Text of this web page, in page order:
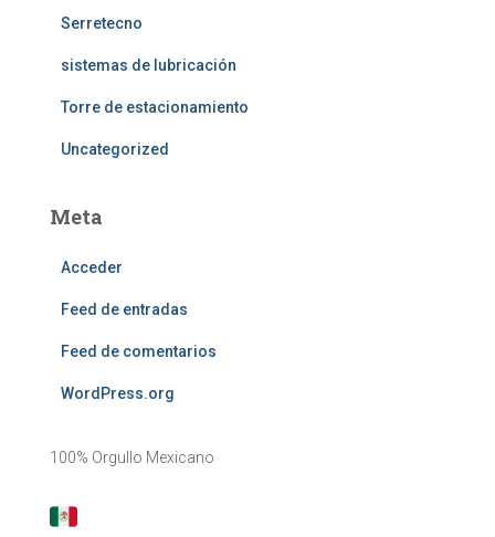
Serretecno
sistemas de lubricación
Torre de estacionamiento
Uncategorized
Meta
Acceder
Feed de entradas
Feed de comentarios
WordPress.org
100% Orgullo Mexicano